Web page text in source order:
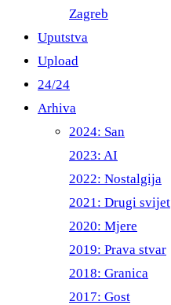
Zagreb
Uputstva
Upload
24/24
Arhiva
2024: San
2023: AI
2022: Nostalgija
2021: Drugi svijet
2020: Mjere
2019: Prava stvar
2018: Granica
2017: Gost